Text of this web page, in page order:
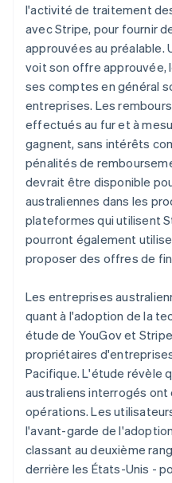
l'activité de traitement
avec Stripe, pour fournir
approuvées au préalable.
voit son offre approuvée,
ses comptes en général
entreprises. Les
effectués au fur et à
gagnent, sans intérêts
pénalités de
devrait être disponible
australiennes dans les
plateformes qui utilisent
pourront également
proposer des offres de
Les entreprises
quant à l'adoption de la
étude de YouGov et
propriétaires
Pacifique. L'étude révèle
australiens interrogés ont
opérations. Les
l'avant-garde de
classant au deuxième
derrière les États-Unis -
Hongrie
English
English
Irlande
English
Italie
Italiano English
Japon
日本語 English
Lettonie
English
Liechtenstein
DeutschEnglish
Lituanie
English
Malaisie
English简体中文
Malte
English
Mexique
EspañolEnglish
Norvège
English
Nouvelle-Zélande
English
Pays-Bas
NederlandsEnglish